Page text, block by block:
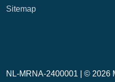
Sitemap
NL-MRNA-2400001 | © 2026